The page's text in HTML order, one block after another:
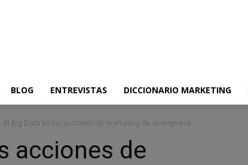
BLOG ENTREVISTAS DICCIONARIO MARKETING
El Big Data en las acciones de marketing de tu empresa
acciones de